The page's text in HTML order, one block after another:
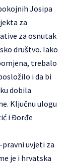
Josipa
za
za osnutak
društvo. Iako
trebalo
i da bi
dobila
Ključnu ulogu
i Đorđe
uvjeti za
je i hrvatska